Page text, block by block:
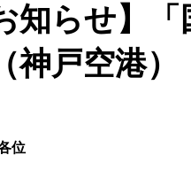
知らせ】
神戸空港）
位